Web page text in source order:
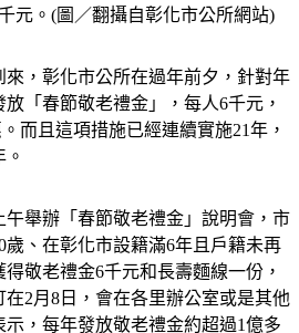
放「春節敬老禮金」，每人6千元，
而且這項措施已經連續實施21年，
。
、在彰化市設籍滿6年且戶籍未再
敬老禮金6千元和長壽麵線一份，
2月8日，會在各里辦公室或是其他
，每年發放敬老禮金約超過1億多
。